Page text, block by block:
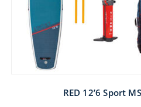
RED 12’6 Sport